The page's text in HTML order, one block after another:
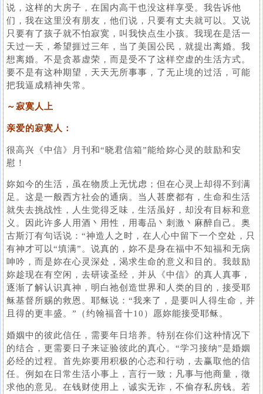
说，这样的大房子，在国内高干也没这样享受。我告诉他
们，我在这里没有朋友，他们说，只要有丈夫就可以。又说
只要有了孩子就不怕寂寞，叫我快点生小孩。我现在是活一
天过一天，希望捱过三年，当了美国公民，就提出离婚。我
想离婚。不是贪慕虚荣，而是受不了这样空虚的生活方式。
要不是有这种期望，天天无所事事，了无止境的过活，可能
把我逼成精神失常。
～寂寞人上
亲爱的寂寞人：
很高兴《中信》月刊和“晓君信箱”能给妳心灵的鼓励和安
慰！
妳如今的生活，虽在物质上无忧虑；但在心灵上却得不到满
足。这是一般西方社会的通病。当人甚麽都有，生命和生活
就失去挑战性，人生觉得乏味，生活虽好，却没有目标和意
义。因此许多人用酒丶用性，用毒品丶刺激丶麻醉自己。奥
古斯汀有句话说：“神造人之时，在人心中留下一个空处，只
有神才可以“填满”。说真的，妳不是身在福中不知福和无病
呻吟，而是妳在心灵深处，渴求生命的意义和目的。我鼓励
妳趁现在有空闲，去研读圣经，并从《中信》的真人真事，
逐渐了解认识真神，明白祂创造世界和人类的目的，接受耶
稣基督所赐的救恩。耶稣说：“我来了，是要叫人得生命，并
且得的更丰盛。”（约翰福音十10）愿妳能接受耶稣。
婚姻中的彼此信任，需要年日培养。特别在你们这种情况下
的结合，更需要日子来证验彼此的真心。“学习接纳”是婚姻
必经的过程。首先妳要用积极的心态和行动，去赢取他的信
任。例如在日常生活小事上，言行一致；凡事与他商量，徵
求他的意见。在钱财使用上，诚实无诈，不偷存私房钱。若